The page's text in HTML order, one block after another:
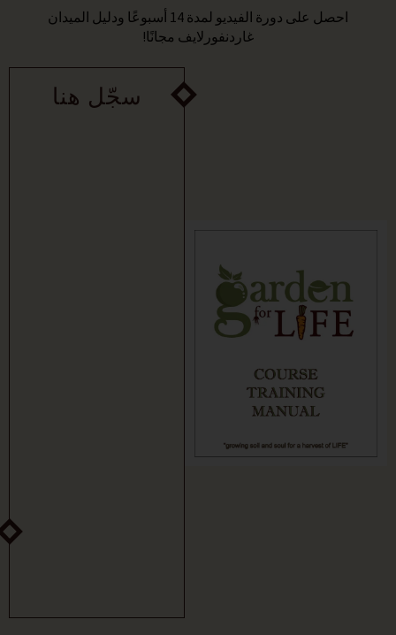
احصل على دورة الفيديو لمدة 14 أسبوعًا ودليل الميدان
غاردنفورلايف مجانًا!
سجّل هنا